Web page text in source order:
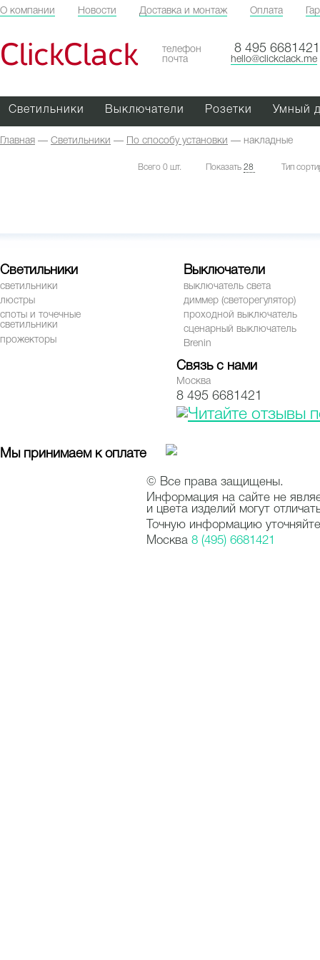
О компании Новости Доставка и монтаж Оплата
ClickClack телефон 8 495 6681421
почта hello@clickclack.me
Светильники Выключатели Розетки Умный
Главная — Светильники — По способу установки — накладные
Всего 0 шт. Показать 28 Тип
Светильники
светильники
люстры
споты и точечные
светильники
прожекторы
Выключатели
выключатель света
диммер (светорегулятор)
проходной выключатель
сценарный выключатель
Brenin
Связь с нами
Москва
8 495 6681421
Мы принимаем к оплате
© Все права защищены.
Информация на сайте не
и цвета изделий могут
Точную информацию
Москва 8 (495) 6681421